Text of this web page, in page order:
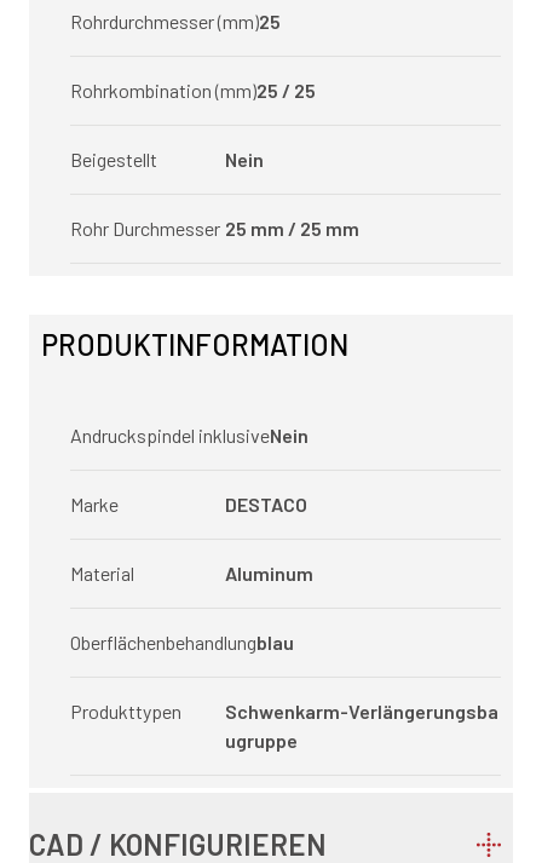
Rohrdurchmesser (mm)25
Rohrkombination (mm)25 / 25
Beigestellt Nein
Rohr Durchmesser 25 mm / 25 mm
PRODUKTINFORMATION
Andruckspindel inklusiveNein
Marke DESTACO
Material Aluminum
Oberflächenbehandlungblau
Produkttypen
Schwenkarm-Verlängerungsba
ugruppe
CAD / KONFIGURIEREN